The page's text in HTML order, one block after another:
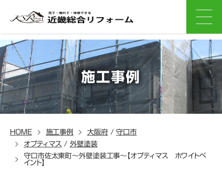
施工事例
HOME 施工事例 大阪府/守口市
オプティマス / 外壁塗装
守口市佐太東町～外壁塗装工事～【オプティマス ホワイトペ
イント】